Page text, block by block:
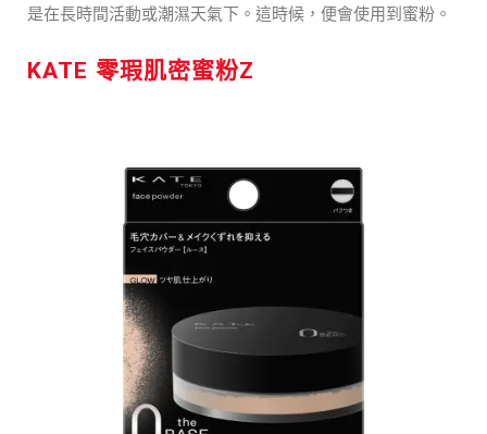
是在長時間活動或潮濕天氣下。這時候，便會使用到蜜粉。
KATE 零瑕肌密蜜粉Z